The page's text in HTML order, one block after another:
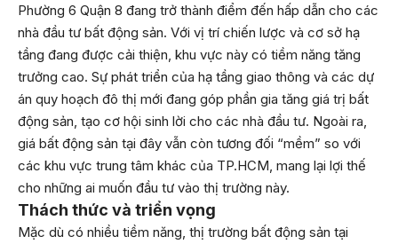
Phường 6 Quận 8 đang trở thành điểm đến hấp dẫn cho các
nhà đầu tư bất động sản. Với vị trí chiến lược và cơ sở hạ
tầng đang được cải thiện, khu vực này có tiềm năng tăng
trưởng cao. Sự phát triển của hạ tầng giao thông và các dự
án quy hoạch đô thị mới đang góp phần gia tăng giá trị bất
động sản, tạo cơ hội sinh lời cho các nhà đầu tư. Ngoài ra,
giá bất động sản tại đây vẫn còn tương đối “mềm” so với
các khu vực trung tâm khác của TP.HCM, mang lại lợi thế
cho những ai muốn đầu tư vào thị trường này.
Thách thức và triển vọng
Mặc dù có nhiều tiềm năng, thị trường bất động sản tại